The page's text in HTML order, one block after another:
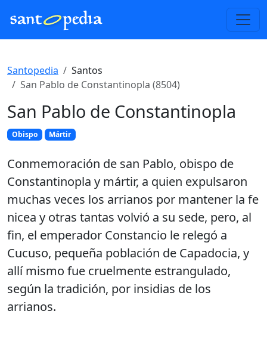
Santopedia
Santos
San Pablo de Constantinopla (8504)
San Pablo de Constantinopla
Obispo Mártir
Conmemoración de san Pablo, obispo de
Constantinopla y mártir, a quien expulsaron
muchas veces los arrianos por mantener la fe
nicea y otras tantas volvió a su sede, pero, al
fin, el emperador Constancio le relegó a
Cucuso, pequeña población de Capadocia, y
allí mismo fue cruelmente estrangulado,
según la tradición, por insidias de los
arrianos.